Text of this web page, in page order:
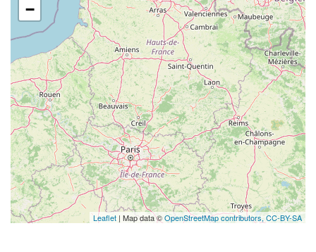
−
Leaflet | Map data ©OpenStreetMap contributors, CC-BY-SA